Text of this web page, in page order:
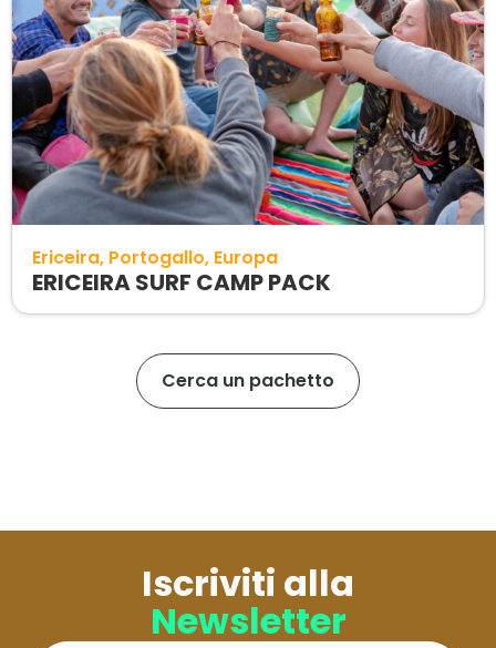
Ericeira Portogallo Europa
ERICEIRA SURF CAMP PACK
Cerca un pachetto
Iscriviti alla
Newsletter